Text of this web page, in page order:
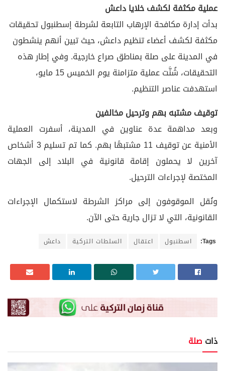
عملية مكثفة لكشف خلايا داعش
بدأت إدارة مكافحة الإرهاب التابعة لشرطة إسطنبول تحقيقات
مكثفة لكشف أعضاء تنظيم داعش، حيث تبين أنهم ينشطون
في المدينة على صلة بمناطق صراع خارجية. وفي إطار هذه
التحقيقات، شُنَّت عملية متزامنة يوم الخميس 15 مايو،
استهدفت عناصر التنظيم.
توقيف مشتبه بهم وترحيل مخالفين
وبعد مداهمة عدة عناوين في المدينة، أسفرت العملية
الأمنية عن توقيف 11 مشتبهًا بهم. كما تم تسليم 3 أشخاص
آخرين لا يحملون إقامة قانونية في البلاد إلى الجهات
المختصة لإجراءات الترحيل.
ونُقل الموقوفون إلى مراكز الشرطة لاستكمال الإجراءات
القانونية، التي لا تزال جارية حتى الآن.
Tags: اسطنبول اعتقال السلطات التركية داعش
ذات صلة